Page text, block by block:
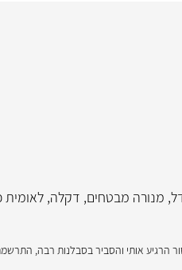
, מנורה מבטחים, דקלה,
הרגיע אותי והסביר בסבלנות רבה,